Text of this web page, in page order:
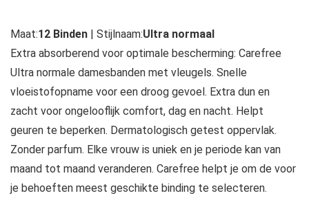
Maat:12 Binden | Stijlnaam:Ultra normaal
Extra absorberend voor optimale bescherming: Carefree
Ultra normale damesbanden met vleugels. Snelle
vloeistofopname voor een droog gevoel. Extra dun en
zacht voor ongelooflijk comfort, dag en nacht. Helpt
geuren te beperken. Dermatologisch getest oppervlak.
Zonder parfum. Elke vrouw is uniek en je periode kan van
maand tot maand veranderen. Carefree helpt je om de voor
je behoeften meest geschikte binding te selecteren.